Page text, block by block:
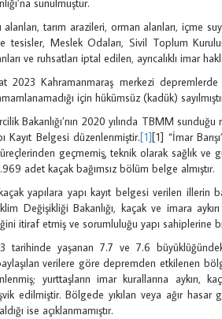
sunulmuştur.
alanları, tarım arazileri, orman alanları, içme
tesisler, Meslek Odaları, Sivil Toplum
ve ruhsatları iptal edilen, ayrıcalıklı imar
2023 Kahramanmaraş merkezi
için hükümsüz (kadük)
Bakanlığı’nın 2020 yılında TBMM
Kayıt Belgesi düzenlenmiştir.[1][1] “İmar
geçmemiş̧, teknik olarak sağlık ve
adet kaçak bağımsız bölüm belge almıştır.
yapılara yapı kayıt belgesi verilen illerin
Değişikliği Bakanlığı, kaçak ve imara
itiraf etmiş ve sorumluluğu yapı sahiplerine
tarihinde yaşanan 7.7 ve 7.6
verilere göre depremden etkilenen
yurttaşların imar kurallarına aykırı,
edilmiştir. Bölgede yıkılan veya ağır
ise açıklanmamıştır.